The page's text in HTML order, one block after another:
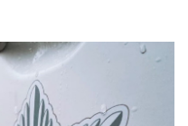
з карате
в Швейцарії